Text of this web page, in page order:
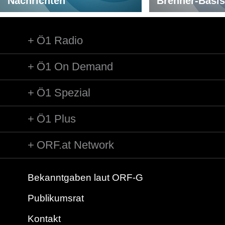
Ö1 Radio
Ö1 On Demand
Ö1 Spezial
Ö1 Plus
ORF.at Network
Bekanntgaben laut ORF-G
Publikumsrat
Kontakt